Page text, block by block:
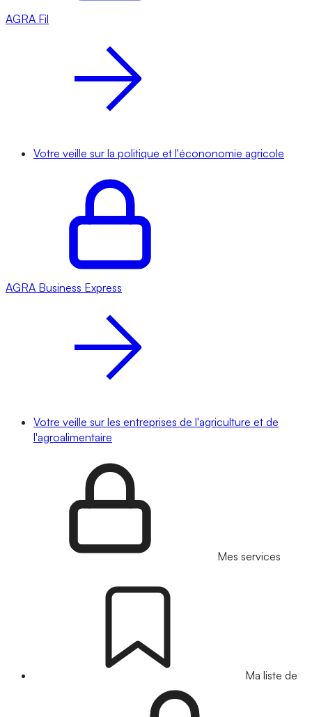
AGRA Fil
Votre veille sur la politique et l'écononomie agricole
AGRA Business Express
Votre veille sur les entreprises de l'agriculture et de
l'agroalimentaire
Mes services
Ma liste de